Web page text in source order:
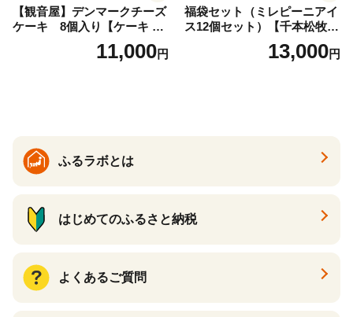
【観音屋】デンマークチーズ
ケーキ 8個入り【ケーキ チ
ーズケーキ 人気スイーツ お
すすめスイーツ 神戸スイー
11,000円
福袋セット（ミレピーニアイ
ス12個セット）【千本松牧
場】 ns025-014-12 【デザー
ト 詰め合わせ ギフト】
13,000円
ふるラボとは
はじめてのふるさと納税
よくあるご質問